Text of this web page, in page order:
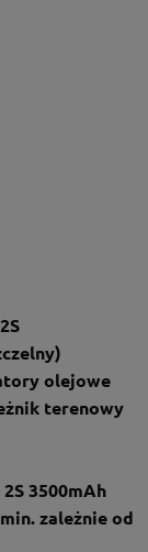
olejowe
terenowy
3500mAh
zależnie od